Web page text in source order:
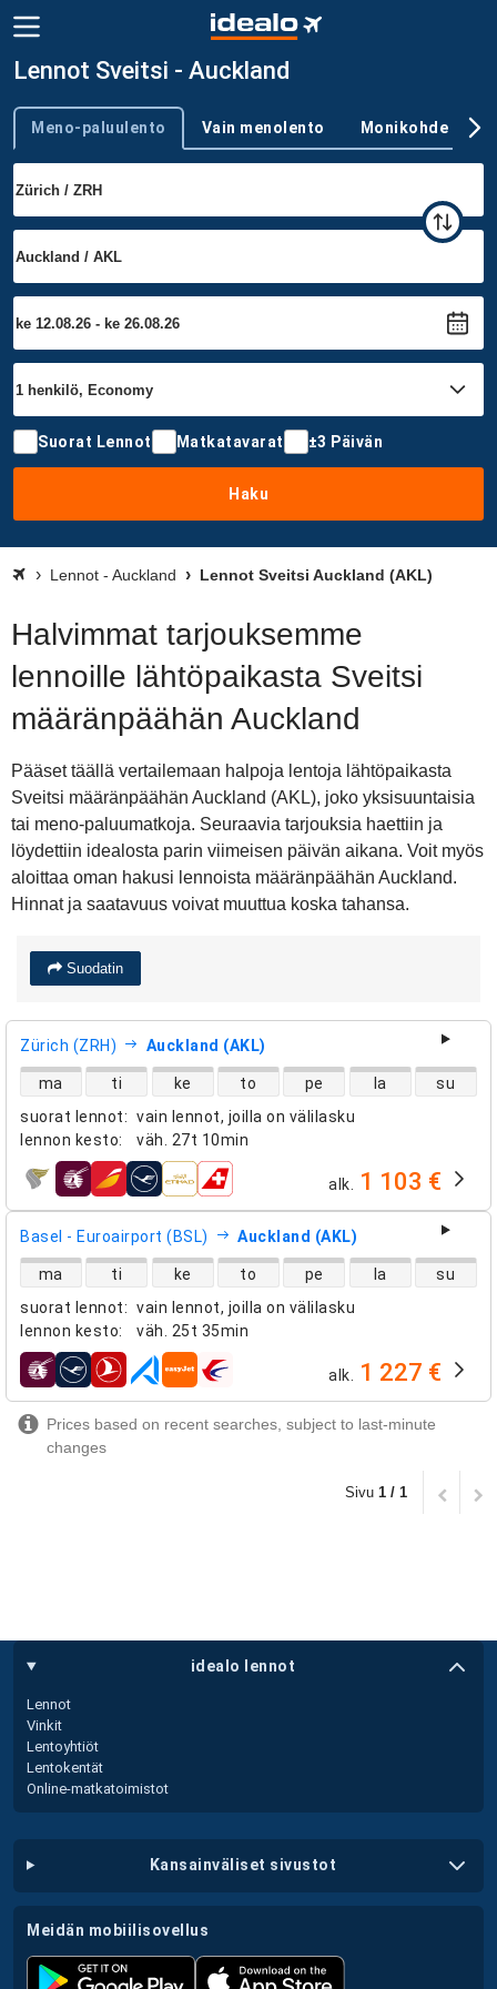
Lennot Sveitsi - Auckland
Trip type
Meno-paluulento Vain menolento Monikohde
Suorat Lennot Matkatavarat ±3 Päivän
Haku
Lennot - Auckland Lennot Sveitsi Auckland (AKL)
Halvimmat tarjouksemme
lennoille lähtöpaikasta Sveitsi
määränpäähän Auckland
Pääset täällä vertailemaan halpoja lentoja lähtöpaikasta
Sveitsi määränpäähän Auckland (AKL), joko yksisuuntaisia
tai meno-paluumatkoja. Seuraavia tarjouksia haettiin ja
löydettiin idealosta parin viimeisen päivän aikana. Voit myös
aloittaa oman hakusi lennoista määränpäähän Auckland.
Hinnat ja saatavuus voivat muuttua koska tahansa.
Suodatin
Zürich (ZRH) Auckland (AKL)
suorat lennot: vain lennot, joilla on välilasku
lennon kesto: väh. 27t 10min
suorien lentojen saatavuus
ma ti ke to pe la su
lentoyhtiöt alk. 1 103 €
Basel - Euroairport (BSL) Auckland (AKL)
suorat lennot: vain lennot, joilla on välilasku
lennon kesto: väh. 25t 35min
suorien lentojen saatavuus
ma ti ke to pe la su
lentoyhtiöt alk. 1 227 €
Prices based on recent searches, subject to last-minute
changes
Sivu 1 / 1
idealo lennot
Lennot
Vinkit
Lentoyhtiöt
Lentokentät
Online-matkatoimistot
kansainväliset sivustot
meidän mobiilisovellus